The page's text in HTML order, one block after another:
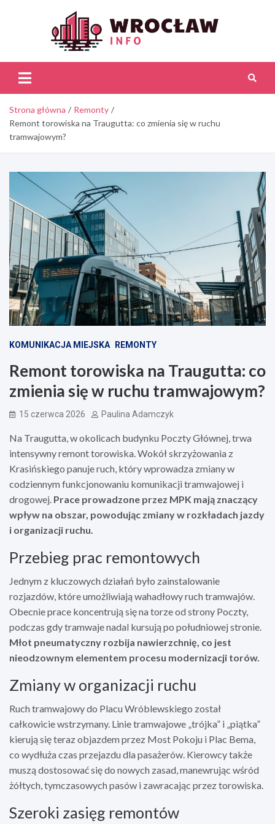
Strona główna
Remonty
Remont torowiska na Traugutta: co zmienia się w ruchu
tramwajowym?
KOMUNIKACJA MIEJSKA REMONTY
Remont torowiska na Traugutta: co
zmienia się w ruchu tramwajowym?
15 czerwca 2026 Paulina Adamczyk
Na Traugutta, w okolicach budynku Poczty Głównej, trwa
intensywny remont torowiska. Wokół skrzyżowania z
Krasińskiego panuje ruch, który wprowadza zmiany w
codziennym funkcjonowaniu komunikacji tramwajowej i
drogowej. Prace prowadzone przez MPK mają znaczący
wpływ na obszar, powodując zmiany w rozkładach jazdy
i organizacji ruchu.
Przebieg prac remontowych
Jednym z kluczowych działań było zainstalowanie
rozjazdów, które umożliwiają wahadłowy ruch tramwajów.
Obecnie prace koncentrują się na torze od strony Poczty,
podczas gdy tramwaje nadal kursują po południowej stronie.
Młot pneumatyczny rozbija nawierzchnię, co jest
nieodzownym elementem procesu modernizacji torów.
Zmiany w organizacji ruchu
Ruch tramwajowy do Placu Wróblewskiego został
całkowicie wstrzymany. Linie tramwajowe „trójka” i „piątka”
kierują się teraz objazdem przez Most Pokoju i Plac Bema,
co wydłuża czas przejazdu dla pasażerów. Kierowcy także
muszą dostosować się do nowych zasad, manewrując wśród
żółtych, tymczasowych pasów i zawracając przez torowiska.
Szeroki zasięg remontów